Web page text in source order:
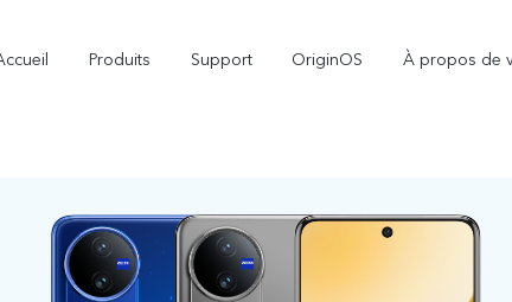
Produits Support OriginOS À propos de